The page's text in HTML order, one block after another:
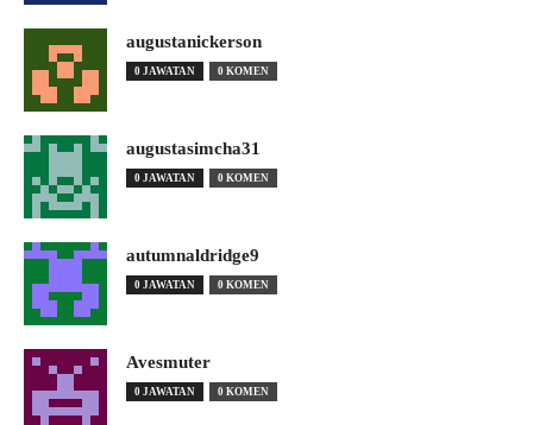
augustanickerson
0 JAWATAN 0 KOMEN
augustasimcha31
0 JAWATAN 0 KOMEN
autumnaldridge9
0 JAWATAN 0 KOMEN
Avesmuter
0 JAWATAN 0 KOMEN